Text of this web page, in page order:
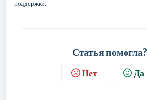
поддержки.
Статья помогла?
Нет Да